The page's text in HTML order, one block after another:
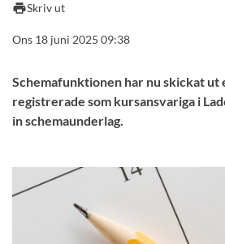
printSkriv ut
Ons 18 juni 2025 09:38
Schemafunktionen har nu skickat ut
registrerade som kursansvariga i
in schemaunderlag.